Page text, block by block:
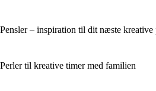
Pensler – inspiration til dit næste kreative
Perler til kreative timer med familien